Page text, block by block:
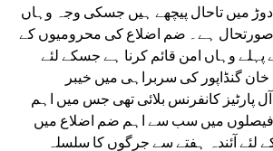
میں تاحال پیچھے ہیں جسکی وجہ وہاں
ہے۔ ضم اضلاع کی محرومیوں کے
وہاں امن قائم کرنا ہے جسکے لئے
گنڈاپور کی سربراہی میں خیبر
پارٹیز کانفرنس بلائی تھی جس میں اہم
فیصلوں میں سب سے اہم ضم اضلاع میں
لئے آئندہ ہفتے سے جرگوں کا سلسلہ